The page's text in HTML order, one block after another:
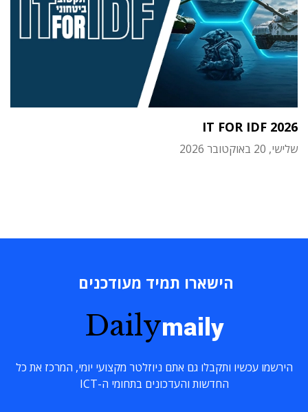
IT FOR IDF 2026
שלישי, 20 באוקטובר 2026
הישארו תמיד מעודכנים
Dailymaily
הירשמו עכשיו ותקבלו גם אתם ניוזלטר מקצועי יומי, המרכז את כל
החדשות והעדכונים בתחומי ה-ICT